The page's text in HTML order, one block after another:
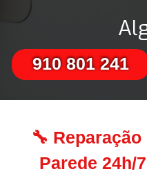
910 801 241
🔧
Parede 24h/